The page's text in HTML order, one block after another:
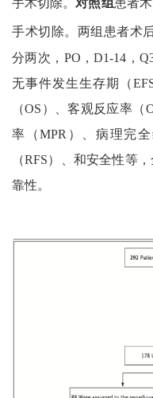
手术切除。两组患者术
分两次， PO ，D1-14 ，
无事件发生生存期（
（OS ）、客观反应率（
率（MPR ）、病理完
（RFS）、和安全性等
靠性。